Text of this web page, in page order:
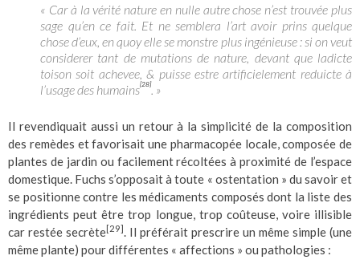
« Car à la vérité nature en nulle autre chose n’est trouvée plus
sage qu’en ce fait. Et ne semblera l’art avoir prins quelque
chose d’eux, en quoy elle se monstre plus ingénieuse : si on veut
considerer tant de mutations de nature, devant que ladicte
toison soit achevee, & puisse estre artificielement reduicte à
l’usage des humains[28] . »
Il revendiquait aussi un retour à la simplicité de la composition
des remèdes et favorisait une pharmacopée locale, composée de
plantes de jardin ou facilement récoltées à proximité de l’espace
domestique. Fuchs s’opposait à toute « ostentation » du savoir et
se positionne contre les médicaments composés dont la liste des
ingrédients peut être trop longue, trop coûteuse, voire illisible
car restée secrète[29]. Il préférait prescrire un même simple (une
même plante) pour différentes « affections » ou pathologies :